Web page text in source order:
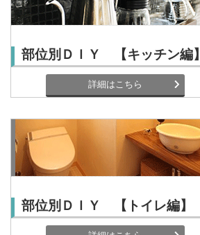
部位別ＤＩＹ 【キッチン編】
詳細はこちら
部位別ＤＩＹ 【トイレ編】